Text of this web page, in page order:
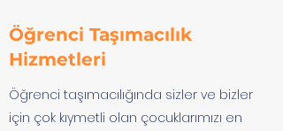
Öğrenci Taşımacılık
Hizmetleri
Öğrenci taşımacılığında sizler ve bizler
için çok kıymetli olan çocuklarımızı en